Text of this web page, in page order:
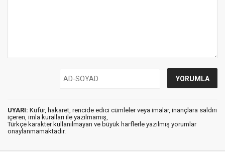
UYARI: Küfür, hakaret, rencide edici cümleler veya imalar, inançlara saldırı
içeren, imla kuralları ile yazılmamış,
Türkçe karakter kullanılmayan ve büyük harflerle yazılmış yorumlar
onaylanmamaktadır.